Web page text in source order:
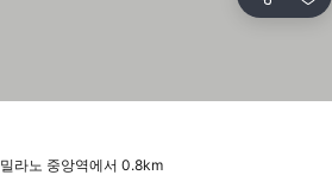
공유 즐
밀라노 중앙역에서 0.8km